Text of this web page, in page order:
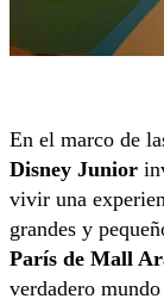
En el marco de
Disney Junior
vivir una
grandes y
París de Mall
verdadero